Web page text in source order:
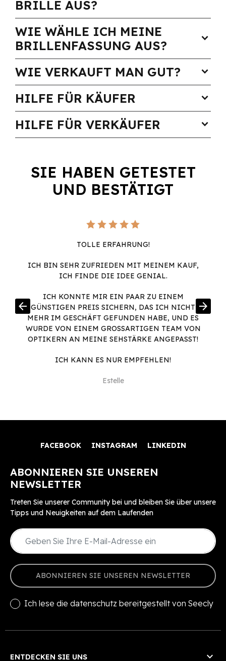
BRILLE AUS?
WIE WÄHLE ICH MEINE
BRILLENFASSUNG AUS?
expand_more
WIE VERKAUFT MAN GUT? expand_more
HILFE FÜR KÄUFER expand_more
HILFE FÜR VERKÄUFER expand_more
SIE HABEN GETESTET
UND BESTÄTIGT
TOLLE ERFAHRUNG!
ICH BIN SEHR ZUFRIEDEN MIT MEINEM KAUF,
ICH FINDE DIE IDEE GENIAL.
ICH KONNTE MIR EIN PAAR ZU EINEM
GÜNSTIGEN PREIS SICHERN, DAS ICH NICHT
MEHR IM GESCHÄFT GEFUNDEN HABE, UND ES
WURDE VON EINEM GROSSARTIGEN TEAM VON O
PTIKERN AN MEINE SEHSTÄRKE ANGEPASST!
ICH KANN ES NUR EMPFEHLEN!
Estelle
arrow_back arrow_forward
FACEBOOK INSTAGRAM LINKEDIN
ABONNIEREN SIE UNSEREN
NEWSLETTER
Treten Sie unserer Community bei und bleiben Sie über unsere
Tipps und Neuigkeiten auf dem Laufenden
ABONNIEREN SIE UNSEREN NEWSLETTER
Ich lese die datenschutz bereitgestellt von Seecly
ENTDECKEN SIE UNS 